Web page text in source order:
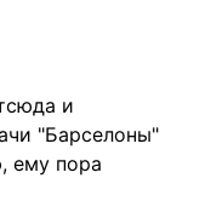
и
"Барселоны"
ему пора